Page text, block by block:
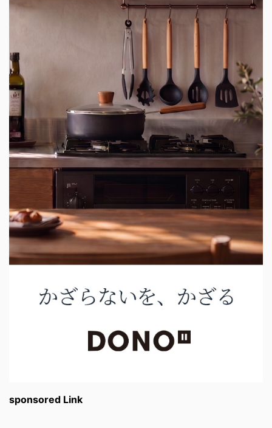
sponsored Link